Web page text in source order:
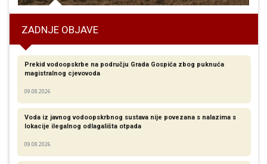
ZADNJE OBJAVE
Prekid vodoopskrbe na području Grada Gospića zbog puknuća
magistralnog cjevovoda
09.08.2026
Voda iz javnog vodoopskrbnog sustava nije povezana s nalazima s
lokacije ilegalnog odlagališta otpada
09.08.2026